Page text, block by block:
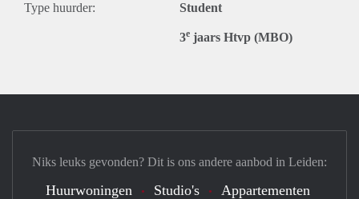
Type huurder: Student
3e jaars Htvp (MBO)
Niks leuks gevonden? Dit is ons andere aanbod in Leiden:
Huurwoningen Studio's Appartementen